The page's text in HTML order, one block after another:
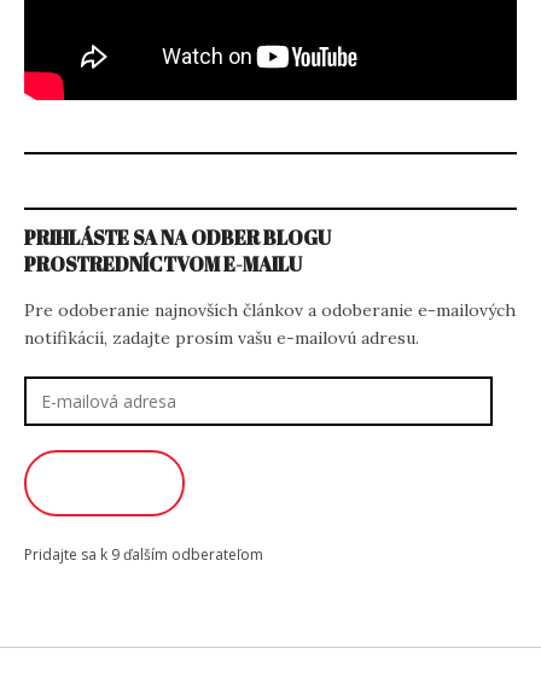
PRIHLÁSTE SA NA ODBER BLOGU
PROSTREDNÍCTVOM E-MAILU
Pre odoberanie najnovších článkov a odoberanie e-mailových
notifikácií, zadajte prosím vašu e-mailovú adresu.
adresa
Pridajte sa k 9 ďalším odberateľom